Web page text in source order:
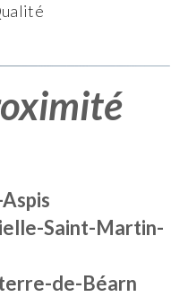
Saint-Martin-
de-Béarn